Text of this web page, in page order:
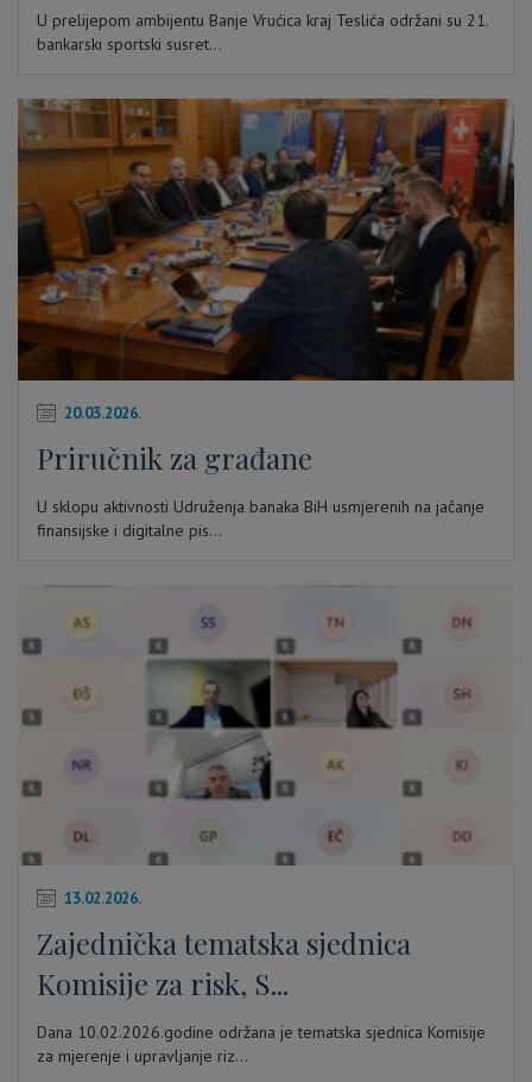
U prelijepom ambijentu Banje Vrućica kraj Teslića održani su 21.
bankarski sportski susret...
20.03.2026.
Priručnik za građane
U sklopu aktivnosti Udruženja banaka BiH usmjerenih na jačanje
finansijske i digitalne pis...
13.02.2026.
Zajednička tematska sjednica
Komisije za risk, S...
Dana 10.02.2026.godine održana je tematska sjednica Komisije
za mjerenje i upravljanje riz...